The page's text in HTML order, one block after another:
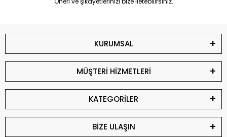
KURUMSAL
MÜŞTERİ HİZMETLERİ
KATEGORİLER
BİZE ULAŞIN